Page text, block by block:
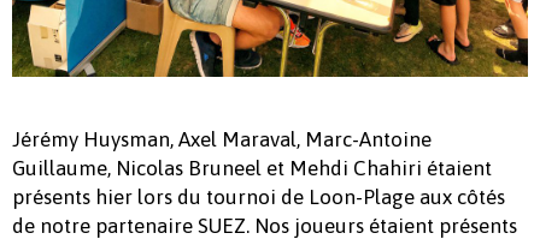
Jérémy Huysman, Axel Maraval, Marc-Antoine
Guillaume, Nicolas Bruneel et Mehdi Chahiri étaient
présents hier lors du tournoi de Loon-Plage aux côtés
de notre partenaire SUEZ. Nos joueurs étaient présents